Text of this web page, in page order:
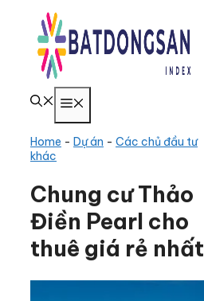
Chuyển
Home - Dự án - Các chủ đầu tư
khác
Chung cư Thảo
Điền Pearl cho
thuê giá rẻ nhất